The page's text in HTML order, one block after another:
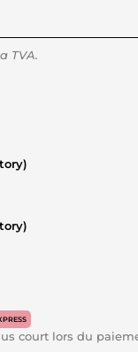
TVA.
court lors du